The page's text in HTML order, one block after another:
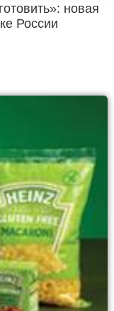
новая
России